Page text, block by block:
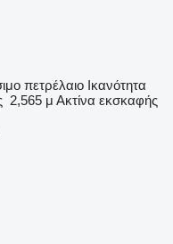
πετρέλαιο Ικανότητα
2,565 μ Ακτίνα εκσκαφής